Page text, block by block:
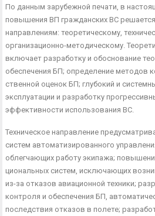
По данным зарубежной печати, в
повышения ВП гражданских ВС
направлениям: теоретическому,
организационно-методическому.
включает разработку и обоснование
обеспечения БП; определение методов
ственной оценок БП; глубокий и
эксплуатации и разработку
эффективности использования ВС.
Техническое направление
систем автоматизированного
облегчающих работу экипажа;
циональных систем, исключающих
из-за отказов авиационной техники;
контроля и обеспечения БП,
последствия отказов в полете;